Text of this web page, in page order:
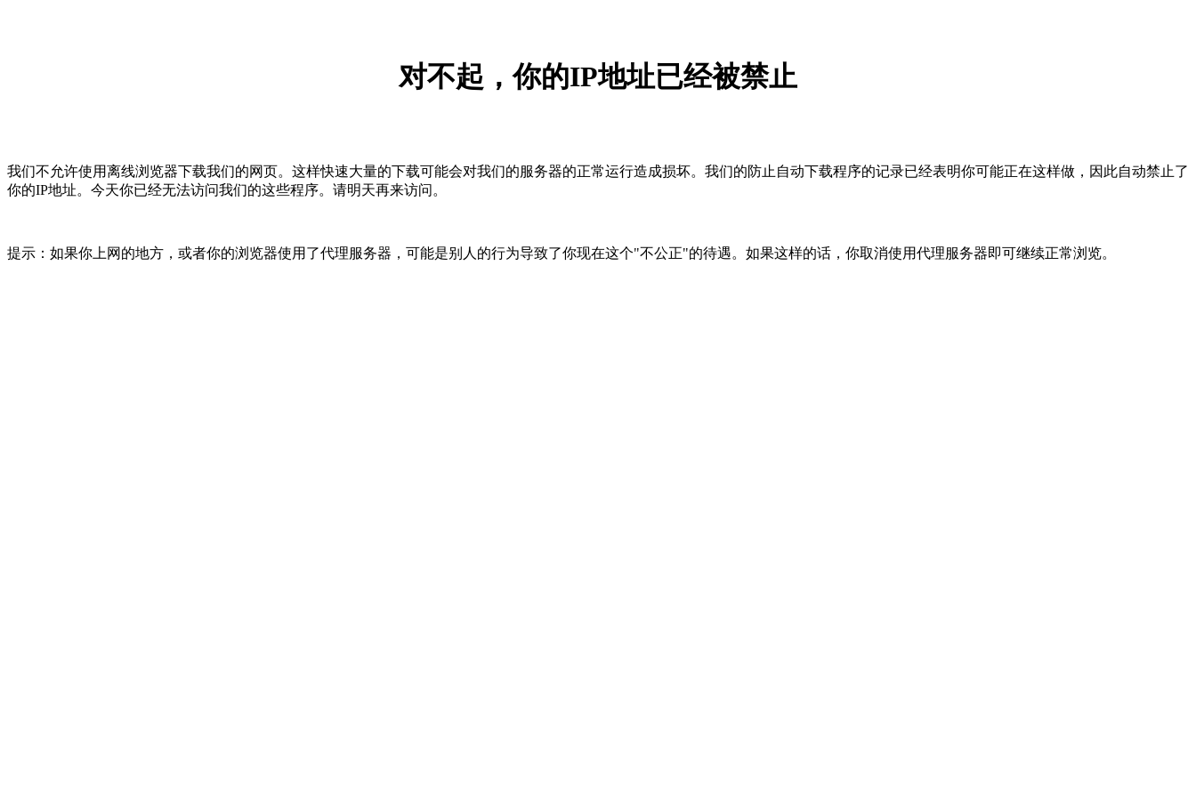
对不起，你的IP地址已经被禁止
我们不允许使用离线浏览器下载我们的网页。这样快速大量的下载可能会对我们的服务器的正常运行造成损坏。我们的防止自动下载程序的记录已经表明你可能正在这样做，因此自动禁止了
你的IP地址。今天你已经无法访问我们的这些程序。请明天再来访问。
提示：如果你上网的地方，或者你的浏览器使用了代理服务器，可能是别人的行为导致了你现在这个"不公正"的待遇。如果这样的话，你取消使用代理服务器即可继续正常浏览。